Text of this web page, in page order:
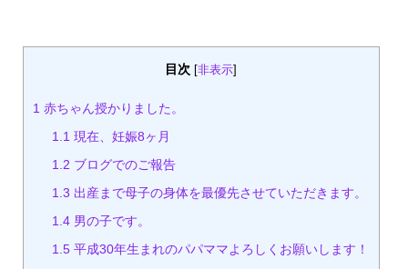
目次 [非表示]
1 赤ちゃん授かりました。
1.1 現在、妊娠8ヶ月
1.2 ブログでのご報告
1.3 出産まで母子の身体を最優先させていただきます。
1.4 男の子です。
1.5 平成30年生まれのパパママよろしくお願いします！